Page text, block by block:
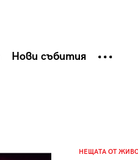
Нови събития
НЕЩАТА ОТ